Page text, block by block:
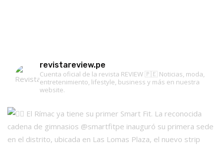
revistareview.pe
Cuenta oficial de la revista REVIEW 🇵🇪 Noticias, moda,
entretenimiento, lifestyle, business y más en nuestra
website.